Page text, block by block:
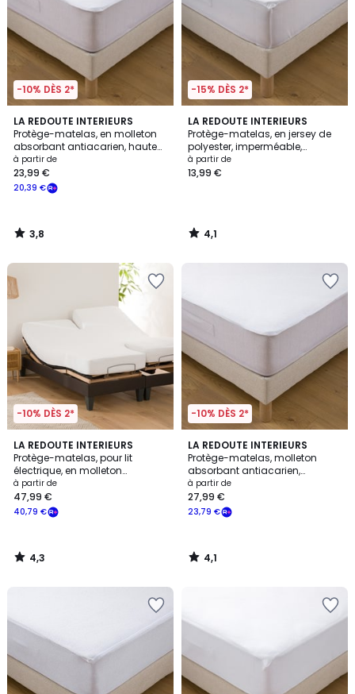
-10% DÈS 2*
LA REDOUTE INTERIEURS
Protège-matelas, en molleton
absorbant antiacarien, hauteur
maxi 30 cm
à partir de
20,39 €
23,99 €
3,8
/ 5
3,8
/
-15% DÈS 2*
LA REDOUTE INTERIEURS
Protège-matelas, en jersey de
polyester, imperméable,
hauteur maxi 20 cm
à partir de
13,99 €
4,1
/ 5
4,1
/
-10% DÈS 2*
LA REDOUTE INTERIEURS
Protège-matelas, pour lit
électrique, en molleton
absorbant, hauteur maxi 20 cm
à partir de
40,79 €
47,99 €
4,3
/ 5
4,3
/
-10% DÈS 2*
LA REDOUTE INTERIEURS
Protège-matelas, molleton
absorbant antiacarien,
imperméable, hauteur maxi 30
cm
à partir de
23,79 €
27,99 €
4,1
/ 5
4,1
/